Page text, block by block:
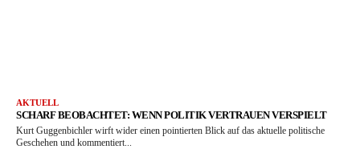
AKTUELL
SCHARF BEOBACHTET: WENN POLITIK VERTRAUEN VERSPIELT
Kurt Guggenbichler wirft wider einen pointierten Blick auf das aktuelle politische
Geschehen und kommentiert...